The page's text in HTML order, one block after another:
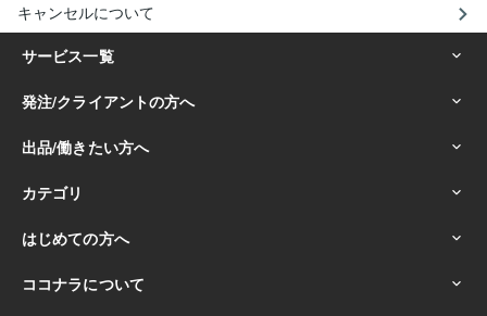
キャンセルについて